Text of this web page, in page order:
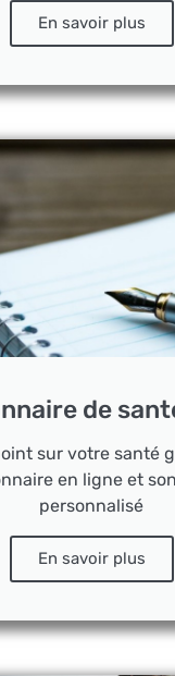
En savoir plus
de
sur votre santé
en ligne et
personnalisé
En savoir plus